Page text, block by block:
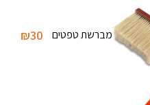
מברשת טפטים ₪30